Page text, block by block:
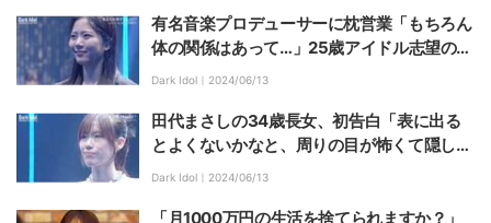
有名音楽プロデューサーに枕営業「もちろん
体の関係はあって…」25歳アイドル志望の女
性が衝撃のセクハラ・パワハラを告白
Dark Idol｜ 2024/06/13
田代まさしの34歳長女、初告白「表に出る
とよくないかなと、周りの目が怖くて隠して
きた」アイドルオーディションに登場
Dark Idol｜ 2024/06/13
「月1000万円の生活を捨てられますか？」